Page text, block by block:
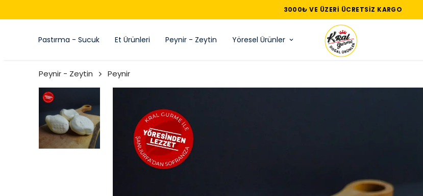
Pastırma - Sucuk Et Ürünleri Peynir - Zeytin Yöresel Ürünler
Peynir - Zeytin Peynir